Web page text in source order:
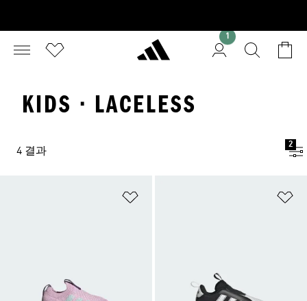
1
KIDS · LACELESS
4 결과
2